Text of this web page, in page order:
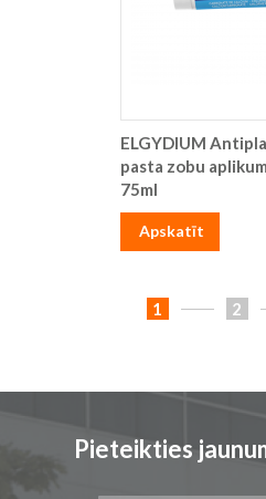
ELGYDIUM
pasta zobu
75ml
Apskatīt
You're
1 Lapa
2
Pieteikties